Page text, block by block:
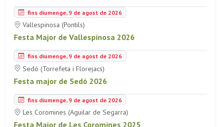
fins diumenge, 9 de agost de 2026
Vallespinosa (Pontils)
Festa Major de Vallespinosa 2026
fins diumenge, 9 de agost de 2026
Sedó (Torrefeta i Florejacs)
Festa major de Sedó 2026
fins diumenge, 9 de agost de 2026
Les Coromines (Aguilar de Segarra)
Festa Major de Les Coromines 2025